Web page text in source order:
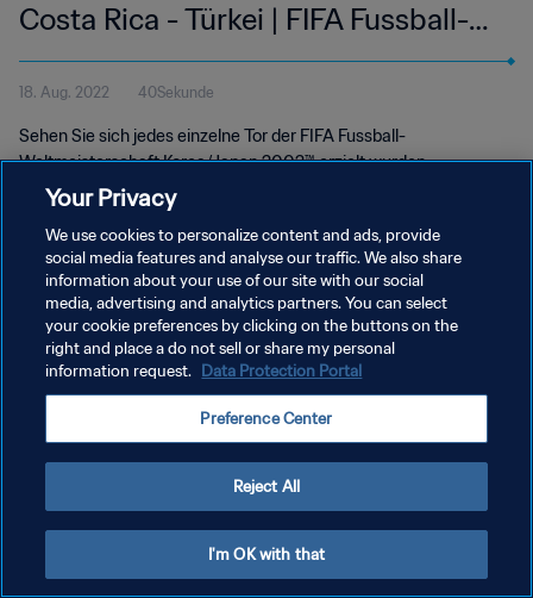
Costa Rica - Türkei | FIFA Fussball-
Weltmeisterschaft Korea/Japan
2002™
18. Aug. 2022 40Sekunde
Sehen Sie sich jedes einzelne Tor der FIFA Fussball-
Weltmeisterschaft Korea/Japan 2002™ erzielt wurden.
DATENSCHUTZ
NUTZUNGSBEDINGUNGEN
COOKIE-EINSTELLUNGEN VERWALTEN
Your Privacy
We use cookies to personalize content and ads, provide
social media features and analyse our traffic. We also share
information about your use of our site with our social
media, advertising and analytics partners. You can select
your cookie preferences by clicking on the buttons on the
right and place a do not sell or share my personal
information request. Data Protection Portal
Preference Center
Reject All
I'm OK with that